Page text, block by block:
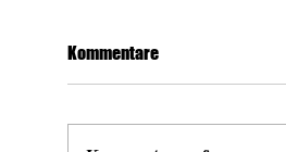
Kommentare